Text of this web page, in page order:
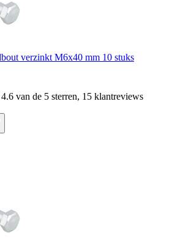
verzinkt M6x40 mm 10 stuks
van de 5 sterren, 15 klantreviews